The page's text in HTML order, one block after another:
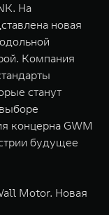
Эстетика
от 5 699
WEY 80
На
новая
Компания
станут
концерна GWM
будущее
Motor. Новая